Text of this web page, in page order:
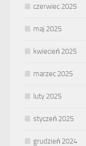
czerwiec 2025
maj 2025
kwiecień 2025
marzec 2025
luty 2025
styczeń 2025
grudzień 2024